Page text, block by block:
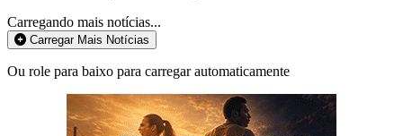
Carregando mais notícias...
Carregar Mais Notícias
Ou role para baixo para carregar automaticamente